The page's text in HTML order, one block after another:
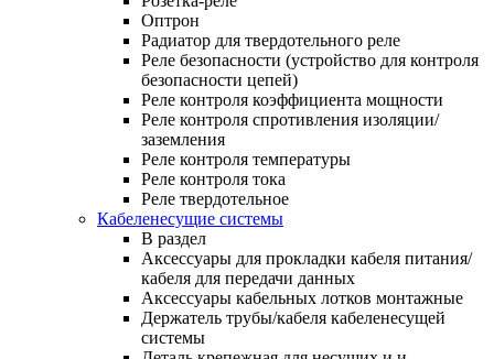
Оптрон
Радиатор для твердотельного реле
Реле безопасности (устройство для контроля
безопасности цепей)
Реле контроля коэффициента мощности
Реле контроля спротивления изоляции/
заземления
Реле контроля температуры
Реле контроля тока
Реле твердотельное
Кабеленесущие системы
В раздел
Аксессуары для прокладки кабеля питания/
кабеля для передачи данных
Аксессуары кабельных лотков монтажные
Держатель трубы/кабеля кабеленесущей
системы